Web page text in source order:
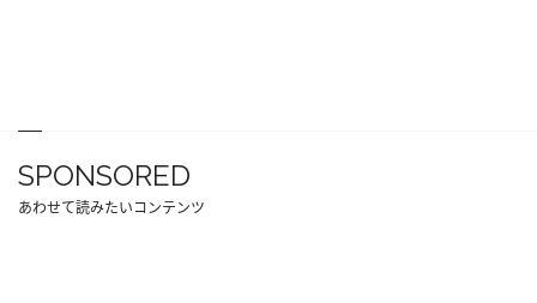
SPONSORED
あわせて読みたいコンテンツ